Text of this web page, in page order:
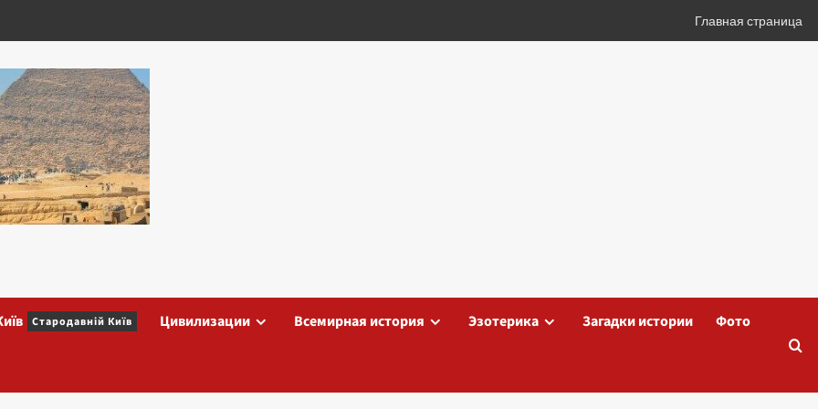
Главная страница
Стародавній Київ Цивилизации Всемирная история Эзотерика Загадки истории Фото